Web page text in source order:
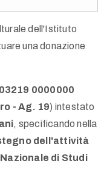
dell'Istituto
una donazione
0000000
- Ag. 19) intestato
, specificando nella
dell'attività
di Studi